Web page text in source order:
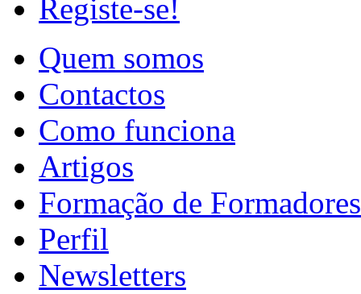
Registe-se!
Quem somos
Contactos
Como funciona
Artigos
Formação de Formadores
Perfil
Newsletters